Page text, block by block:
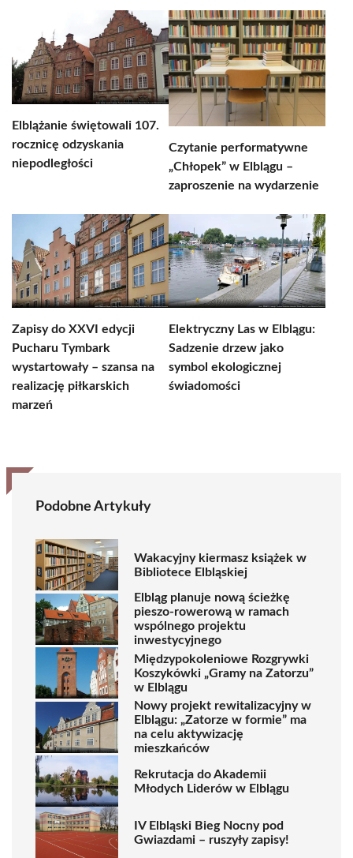
Elblążanie świętowali 107.
rocznicę odzyskania
niepodległości
Czytanie performatywne
„Chłopek” w Elblągu –
zaproszenie na wydarzenie
Zapisy do XXVI edycji
Pucharu Tymbark
wystartowały – szansa na
realizację piłkarskich
marzeń
Elektryczny Las w Elblągu:
Sadzenie drzew jako
symbol ekologicznej
świadomości
Podobne Artykuły
Wakacyjny kiermasz książek w
Bibliotece Elbląskiej
Elbląg planuje nową ścieżkę
pieszo-rowerową w ramach
wspólnego projektu
inwestycyjnego
Międzypokoleniowe Rozgrywki
Koszykówki „Gramy na Zatorzu”
w Elblągu
Nowy projekt rewitalizacyjny w
Elblągu: „Zatorze w formie” ma
na celu aktywizację
mieszkańców
Rekrutacja do Akademii
Młodych Liderów w Elblągu
IV Elbląski Bieg Nocny pod
Gwiazdami – ruszyły zapisy!